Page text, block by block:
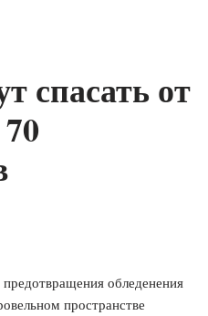
спасать от
обледенения
пространстве